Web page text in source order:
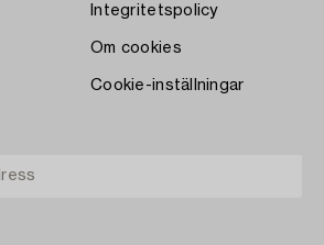
Integritetspolicy
Om cookies
Cookie-inställningar